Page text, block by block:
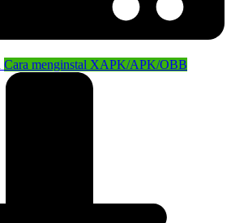
Cara menginstal XAPK/APK/OBB